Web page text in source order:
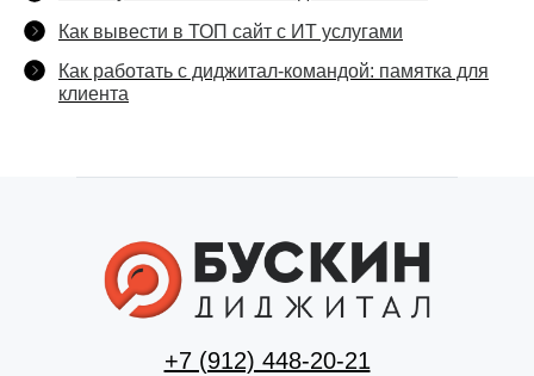
Как вывести в ТОП сайт с ИТ услугами
Как работать с диджитал-командой: памятка для
клиента
+7 (912) 448-20-21